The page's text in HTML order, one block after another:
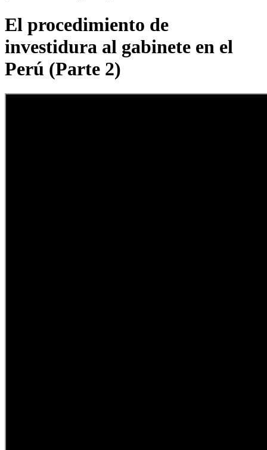
El procedimiento de
investidura al gabinete en el
Perú (Parte 2)